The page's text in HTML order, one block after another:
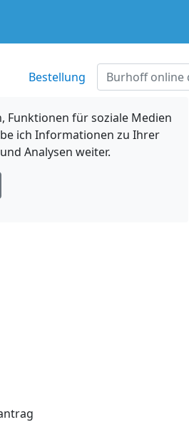
Bestellung
Funktionen für soziale Medien
ich Informationen zu Ihrer
Analysen weiter.